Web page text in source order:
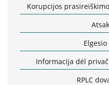
Apklausos
Apie paslaugų kokybę
Pacientų lūkesčių ir
teikiamomis paslaugomis
Interneto
Korupcijos
Informacija dėl
RPLC